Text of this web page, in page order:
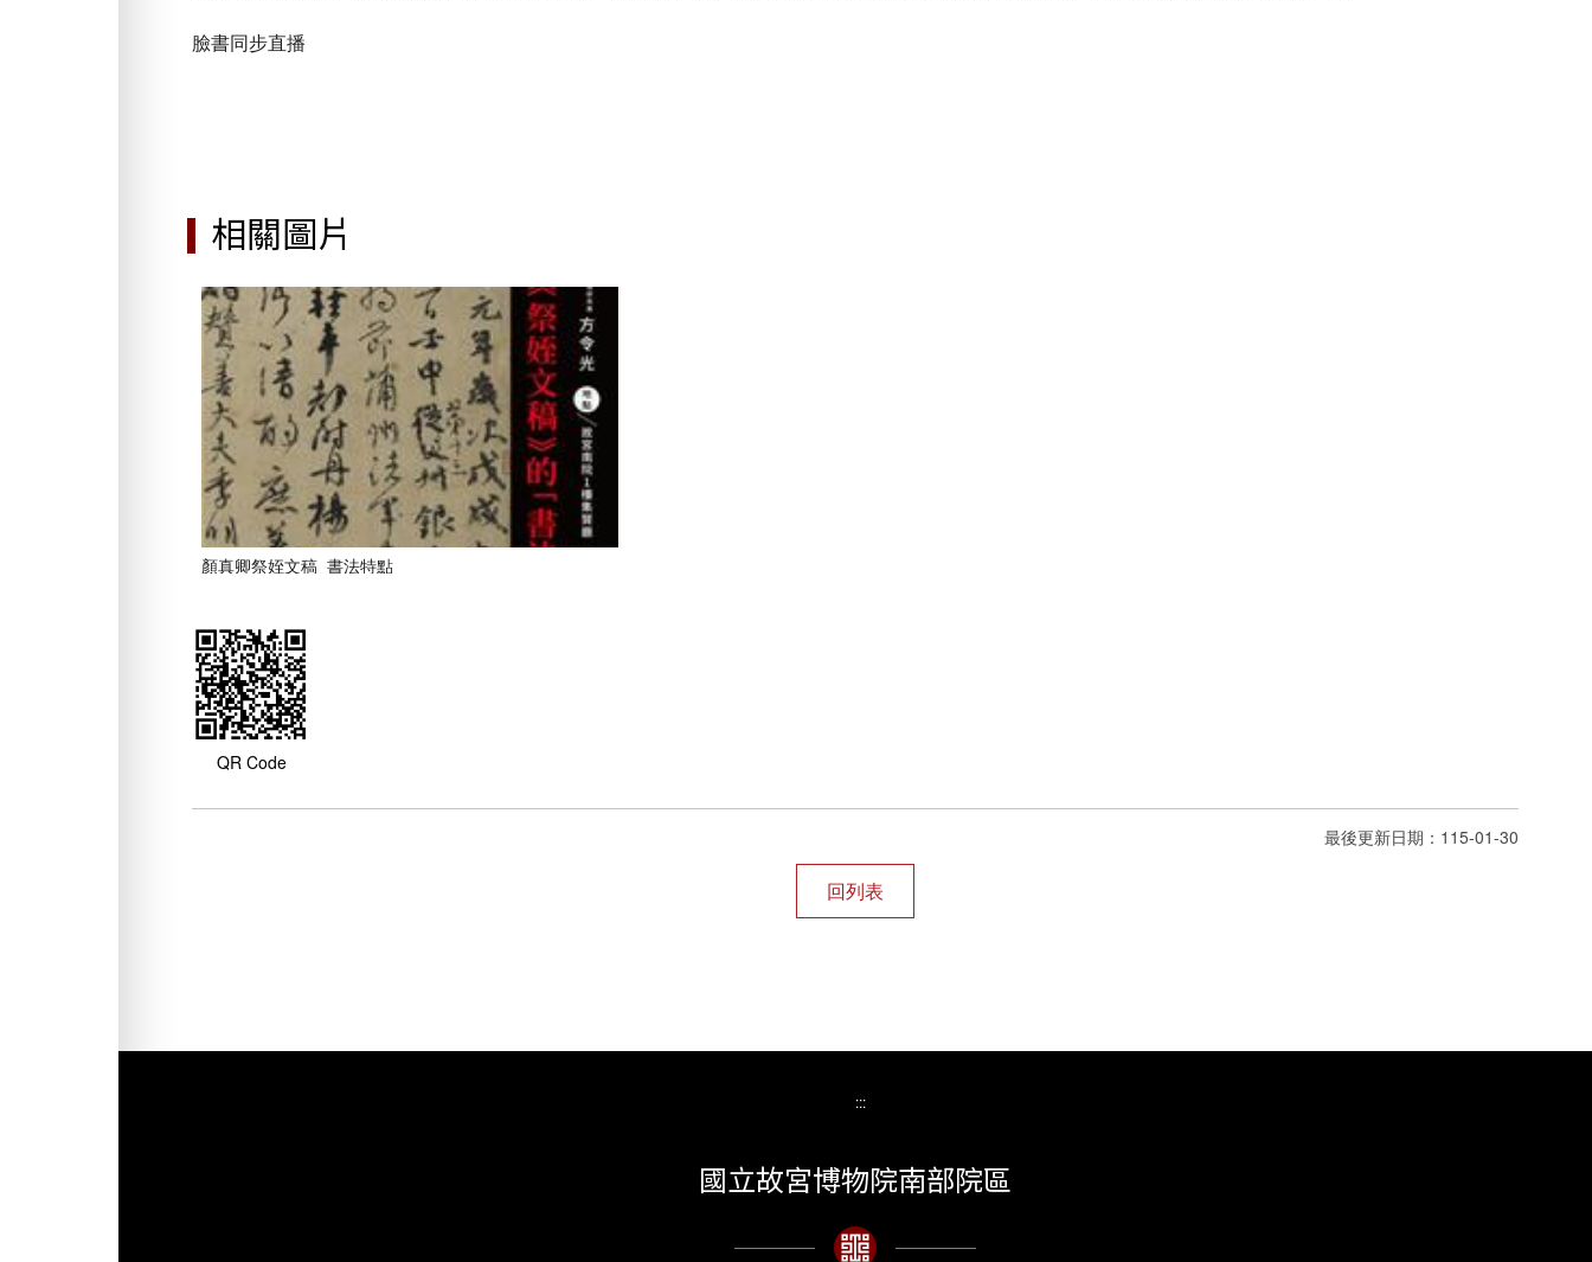
臉書同步直播
相關圖片
顏真卿祭姪文稿_書法特點
QR Code
最後更新日期：115-01-30
:::
國立故宮博物院南部院區